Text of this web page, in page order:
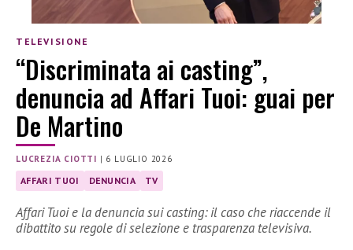
TELEVISIONE
“Discriminata ai casting”,
denuncia ad Affari Tuoi: guai per
De Martino
LUCREZIA CIOTTI | 6 LUGLIO 2026
AFFARI TUOI DENUNCIA TV
Affari Tuoi e la denuncia sui casting: il caso che riaccende il
dibattito su regole di selezione e trasparenza televisiva.